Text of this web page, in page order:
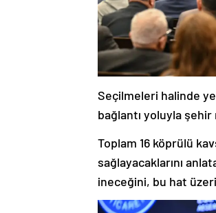
Seçilmeleri halinde
bağlantı yoluyla
Toplam 16 köprülü
sağlayacaklarını
ineceğini, bu hat